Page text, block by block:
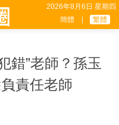
2026年8月6日 星期四
簡體
繁體
錯”老師？孫玉
責任老師